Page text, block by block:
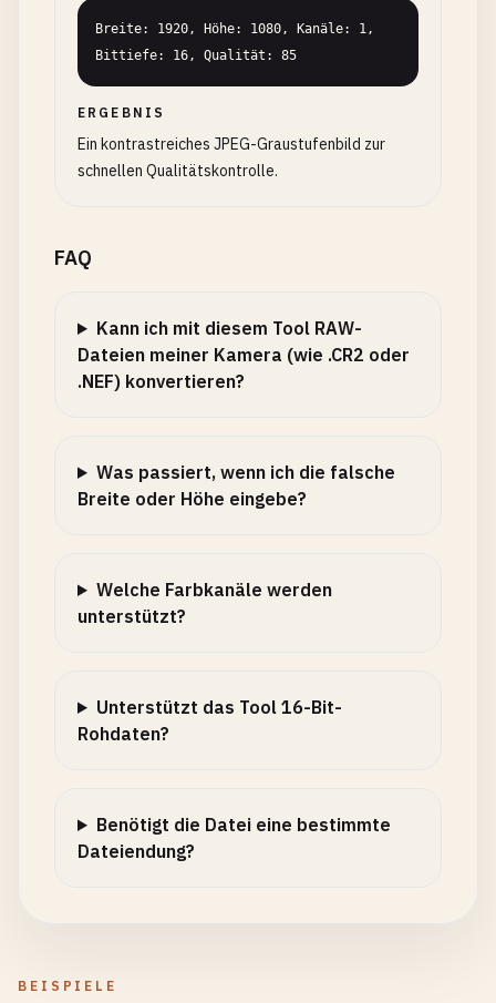
Breite: 1920, Höhe: 1080, Kanäle: 1,
Bittiefe: 16, Qualität: 85
ERGEBNIS
Ein kontrastreiches JPEG-Graustufenbild zur
schnellen Qualitätskontrolle.
FAQ
Kann ich mit diesem Tool RAW-
Dateien meiner Kamera (wie .CR2 oder
.NEF) konvertieren?
Was passiert, wenn ich die falsche
Breite oder Höhe eingebe?
Welche Farbkanäle werden
unterstützt?
Unterstützt das Tool 16-Bit-
Rohdaten?
Benötigt die Datei eine bestimmte
Dateiendung?
BEISPIELE